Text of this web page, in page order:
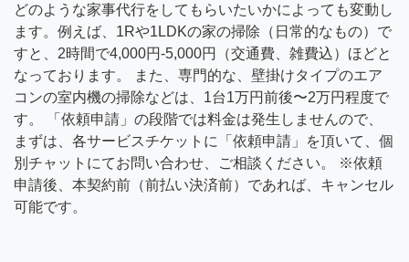
どのような家事代行をしてもらいたいかによっても変動し
ます。例えば、1Rや1LDKの家の掃除（日常的なもの）で
すと、2時間で4,000円-5,000円（交通費、雑費込）ほどと
なっております。 また、専門的な、壁掛けタイプのエア
コンの室内機の掃除などは、1台1万円前後〜2万円程度で
す。 「依頼申請」の段階では料金は発生しませんので、
まずは、各サービスチケットに「依頼申請」を頂いて、個
別チャットにてお問い合わせ、ご相談ください。 ※依頼
申請後、本契約前（前払い決済前）であれば、キャンセル
可能です。